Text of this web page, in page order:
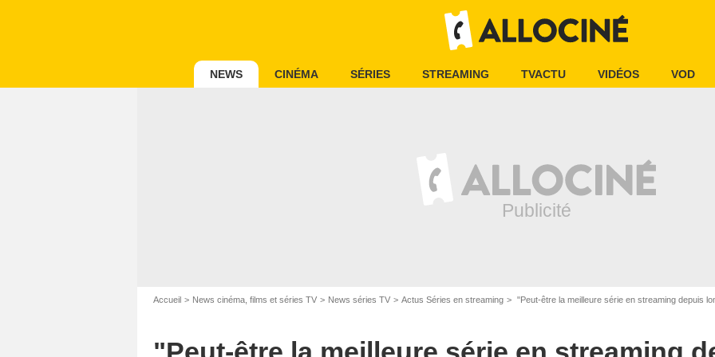
NEWS CINÉMA SÉRIES STREAMING TVACTU VIDÉOS VOD
Accueil News cinéma, films et séries TV News séries TV Actus Séries en streaming "Peut-être la meilleure série en streaming depuis longtemps…" : Guillermo del